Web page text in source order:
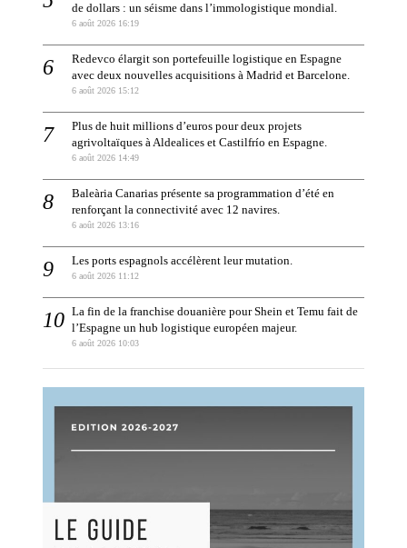
de dollars : un séisme dans l’immologistique mondial.
6 août 2026 16:19
Redevco élargit son portefeuille logistique en Espagne
avec deux nouvelles acquisitions à Madrid et Barcelone.
6 août 2026 15:12
Plus de huit millions d’euros pour deux projets
agrivoltaïques à Aldealices et Castilfrío en Espagne.
6 août 2026 14:49
Baleària Canarias présente sa programmation d’été en
renforçant la connectivité avec 12 navires.
6 août 2026 13:16
Les ports espagnols accélèrent leur mutation.
6 août 2026 11:12
La fin de la franchise douanière pour Shein et Temu fait de
l’Espagne un hub logistique européen majeur.
6 août 2026 10:03